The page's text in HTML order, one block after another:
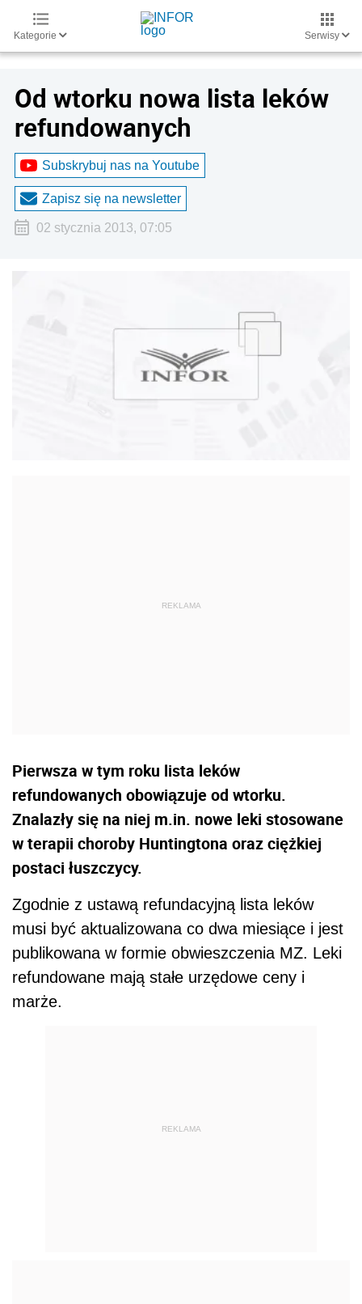
Kategorie Serwisy
Od wtorku nowa lista leków
refundowanych
Subskrybuj nas na Youtube
Zapisz się na newsletter
02 stycznia 2013, 07:05
Pierwsza w tym roku lista leków
refundowanych obowiązuje od wtorku.
Znalazły się na niej m.in. nowe leki stosowane
w terapii choroby Huntingtona oraz ciężkiej
postaci łuszczycy.
Zgodnie z ustawą refundacyjną lista leków
musi być aktualizowana co dwa miesiące i jest
publikowana w formie obwieszczenia MZ. Leki
refundowane mają stałe urzędowe ceny i
marże.
REKLAMA